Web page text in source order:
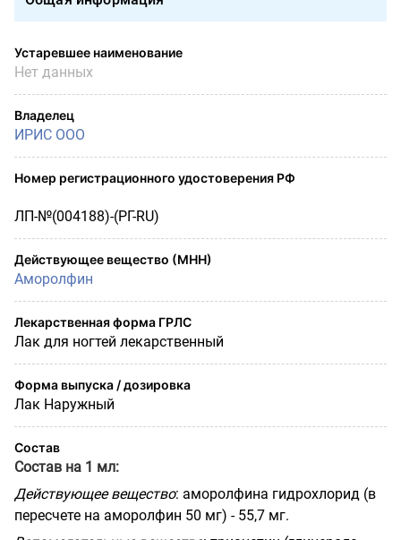
Устаревшее наименование
Нет данных
Владелец
ИРИС ООО
Номер регистрационного удостоверения РФ
ЛП-№(004188)-(РГ-RU)
Действующее вещество (МНН)
Аморолфин
Лекарственная форма ГРЛС
Лак для ногтей лекарственный
Форма выпуска / дозировка
Лак Наружный
Состав
Состав на 1 мл:
Действующее вещество: аморолфина гидрохлорид (в
пересчете на аморолфин 50 мг) - 55,7 мг.